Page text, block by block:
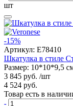
шт
-15%
Артикул: E78410
Шкатулка в стиле
Размер: 10*10*9,5
3 845 руб. /шт
4 524 руб.
Товар есть в
-